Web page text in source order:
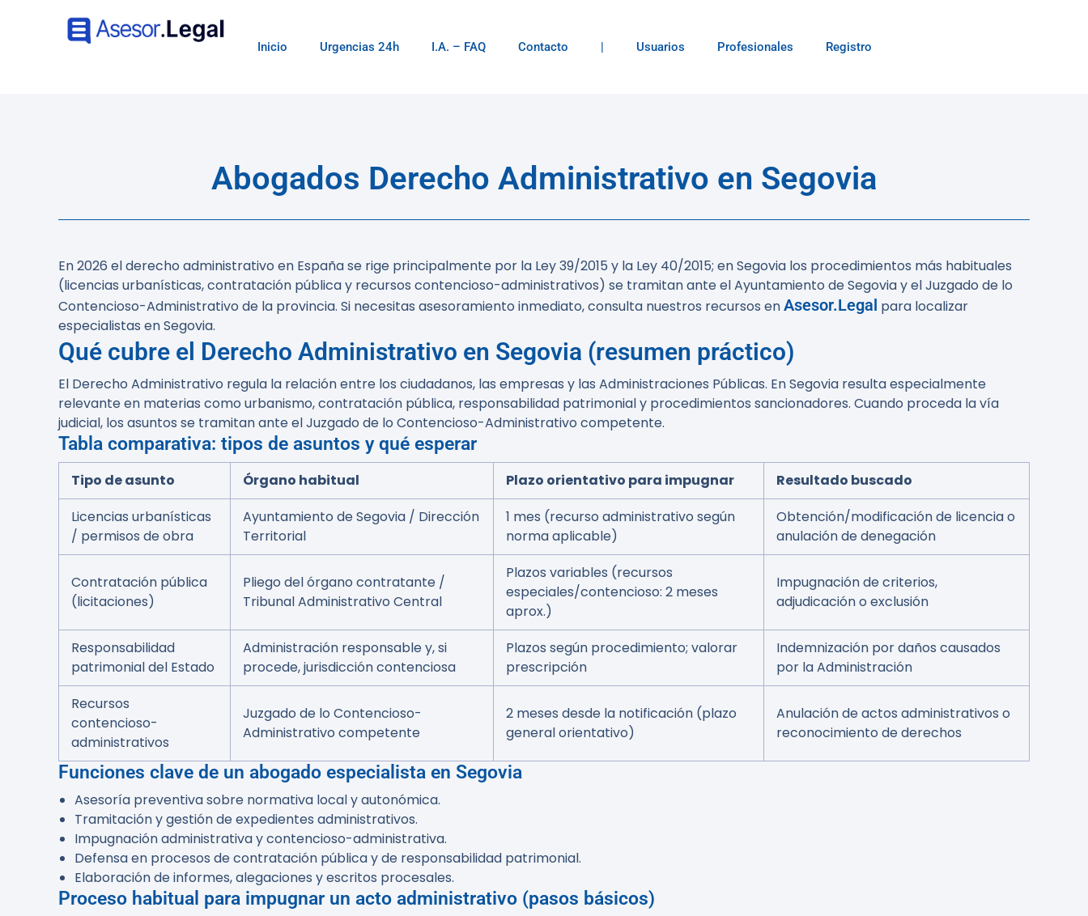
Inicio Urgencias 24h I.A. – FAQ Contacto | Usuarios Profesionales Registro
Abogados Derecho Administrativo en Segovia
En 2026 el derecho administrativo en España se rige principalmente por la Ley 39/2015 y la Ley 40/2015; en Segovia los procedimientos más habituales
(licencias urbanísticas, contratación pública y recursos contencioso-administrativos) se tramitan ante el Ayuntamiento de Segovia y el Juzgado de lo
Contencioso-Administrativo de la provincia. Si necesitas asesoramiento inmediato, consulta nuestros recursos enAsesor.Legal para localizar
especialistas en Segovia.
Qué cubre el Derecho Administrativo en Segovia (resumen práctico)
El Derecho Administrativo regula la relación entre los ciudadanos, las empresas y las Administraciones Públicas. En Segovia resulta especialmente
relevante en materias como urbanismo, contratación pública, responsabilidad patrimonial y procedimientos sancionadores. Cuando proceda la vía
judicial, los asuntos se tramitan ante el Juzgado de lo Contencioso-Administrativo competente.
Tabla comparativa: tipos de asuntos y qué esperar
Tipo de asunto Órgano habitual Plazo orientativo para impugnar
Resultado buscado
Licencias urbanísticas
/ permisos de obra
Ayuntamiento de Segovia / Dirección
Territorial
1 mes (recurso administrativo según
norma aplicable)
Obtención/modificación de licencia o
anulación de denegación
Contratación pública
(licitaciones)
Pliego del órgano contratante /
Tribunal Administrativo Central
Plazos variables (recursos
especiales/contencioso: 2 meses
aprox.)
Impugnación de criterios,
adjudicación o exclusión
Responsabilidad
patrimonial del Estado
Administración responsable y, si
procede, jurisdicción contenciosa
Plazos según procedimiento; valorar
prescripción
Indemnización por daños causados
por la Administración
Recursos
contencioso-
administrativos
Juzgado de lo Contencioso-
Administrativo competente
2 meses desde la notificación (plazo
general orientativo)
Anulación de actos administrativos o
reconocimiento de derechos
Funciones clave de un abogado especialista en Segovia
Asesoría preventiva sobre normativa local y autonómica.
Tramitación y gestión de expedientes administrativos.
Impugnación administrativa y contencioso-administrativa.
Defensa en procesos de contratación pública y de responsabilidad patrimonial.
Elaboración de informes, alegaciones y escritos procesales.
Proceso habitual para impugnar un acto administrativo (pasos básicos)